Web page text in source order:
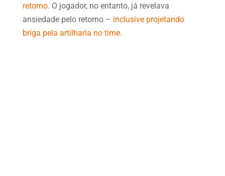
retorno. O jogador, no entanto, já revelava
ansiedade pelo retorno – inclusive projetando
briga pela artilharia no time.